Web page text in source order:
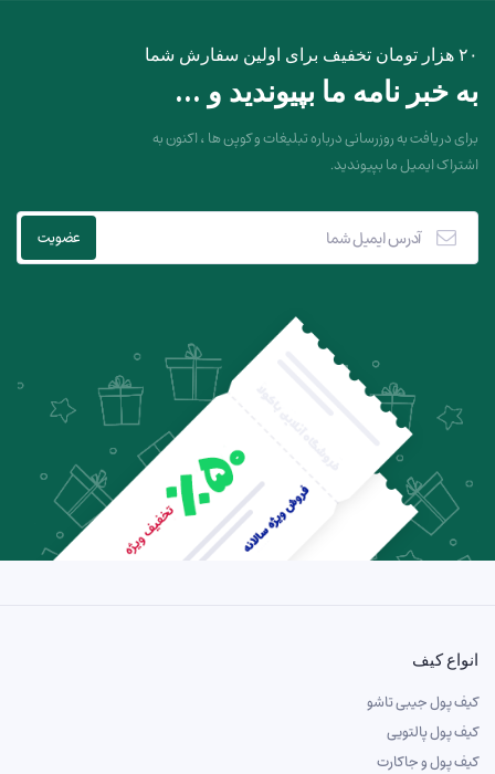
۲۰ هزار تومان تخفیف برای اولین سفارش شما
به خبر نامه ما بپیوندید و ...
برای دریافت به روزرسانی درباره تبلیغات و کوپن ها ، اکنون به
اشتراک ایمیل ما بپیوندید.
انواع کیف
کیف پول جیبی تاشو
کیف پول پالتویی
کیف پول و جاکارت